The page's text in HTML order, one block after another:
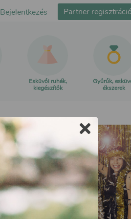
Bejelentkezés Partner regisztráció
Esküvői ruhák,
kiegészítők
Gyűrűk,
ékszerek